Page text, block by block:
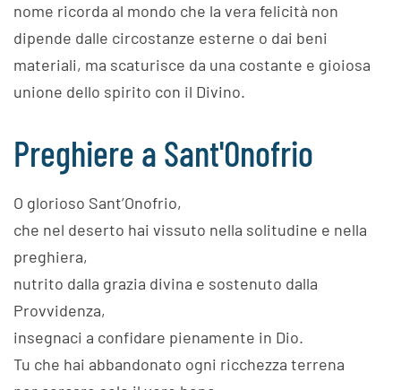
nome ricorda al mondo che la vera felicità non
dipende dalle circostanze esterne o dai beni
materiali, ma scaturisce da una costante e gioiosa
unione dello spirito con il Divino.
Preghiere a Sant'Onofrio
O glorioso Sant’Onofrio,
che nel deserto hai vissuto nella solitudine e nella
preghiera,
nutrito dalla grazia divina e sostenuto dalla
Provvidenza,
insegnaci a confidare pienamente in Dio.
Tu che hai abbandonato ogni ricchezza terrena